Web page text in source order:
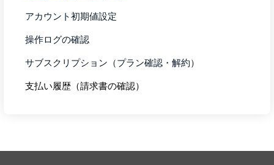
アカウント初期値設定
操作ログの確認
サブスクリプション（プラン確認・解約）
支払い履歴（請求書の確認）